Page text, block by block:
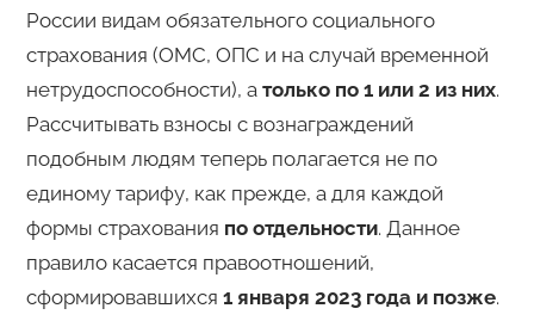
России видам обязательного социального
страхования (ОМС, ОПС и на случай временной
нетрудоспособности), а только по 1 или 2 из них.
Рассчитывать взносы с вознаграждений
подобным людям теперь полагается не по
единому тарифу, как прежде, а для каждой
формы страхования по отдельности. Данное
правило касается правоотношений,
сформировавшихся 1 января 2023 года и позже.